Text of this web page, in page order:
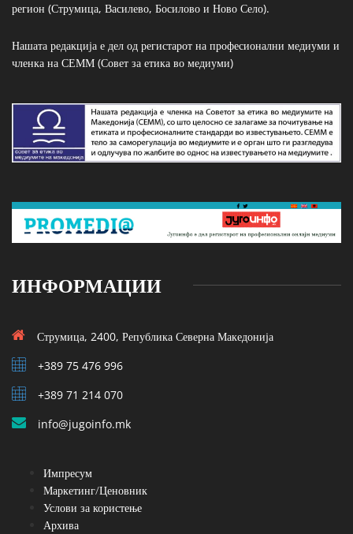
регион (Струмица, Василево, Босилово и Ново Село).
Нашата редакција е дел од регистарот на професионални медиуми и
членка на СЕММ (Совет за етика во медиуми)
ИНФОРМАЦИИ
Струмица, 2400, Република Северна Македонија
+389 75 476 996
+389 71 214 070
info@jugoinfo.mk
Импресум
Маркетинг/Ценовник
Услови за користење
Архива